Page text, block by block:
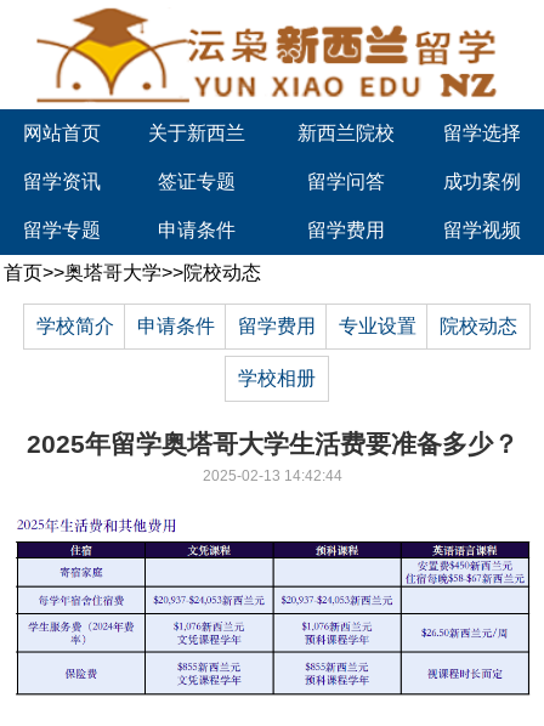
网站首页 关于新西兰 新西兰院校 留学选择
留学资讯 签证专题 留学问答 成功案例
留学专题 申请条件 留学费用 留学视频
首页>>奥塔哥大学>>院校动态
学校简介 申请条件 留学费用 专业设置 院校动态
学校相册
2025年留学奥塔哥大学生活费要准备多少？
2025-02-13 14:42:44